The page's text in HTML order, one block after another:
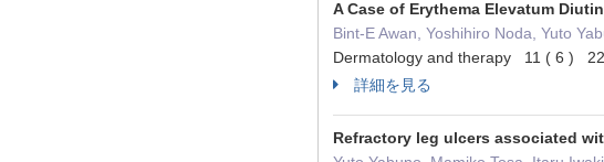
A Case of Erythema Elevatum
Bint-E Awan, Yoshihiro Noda, Yuto
Dermatology and therapy 11 ( 6 )
詳細を見る
Refractory leg ulcers associated